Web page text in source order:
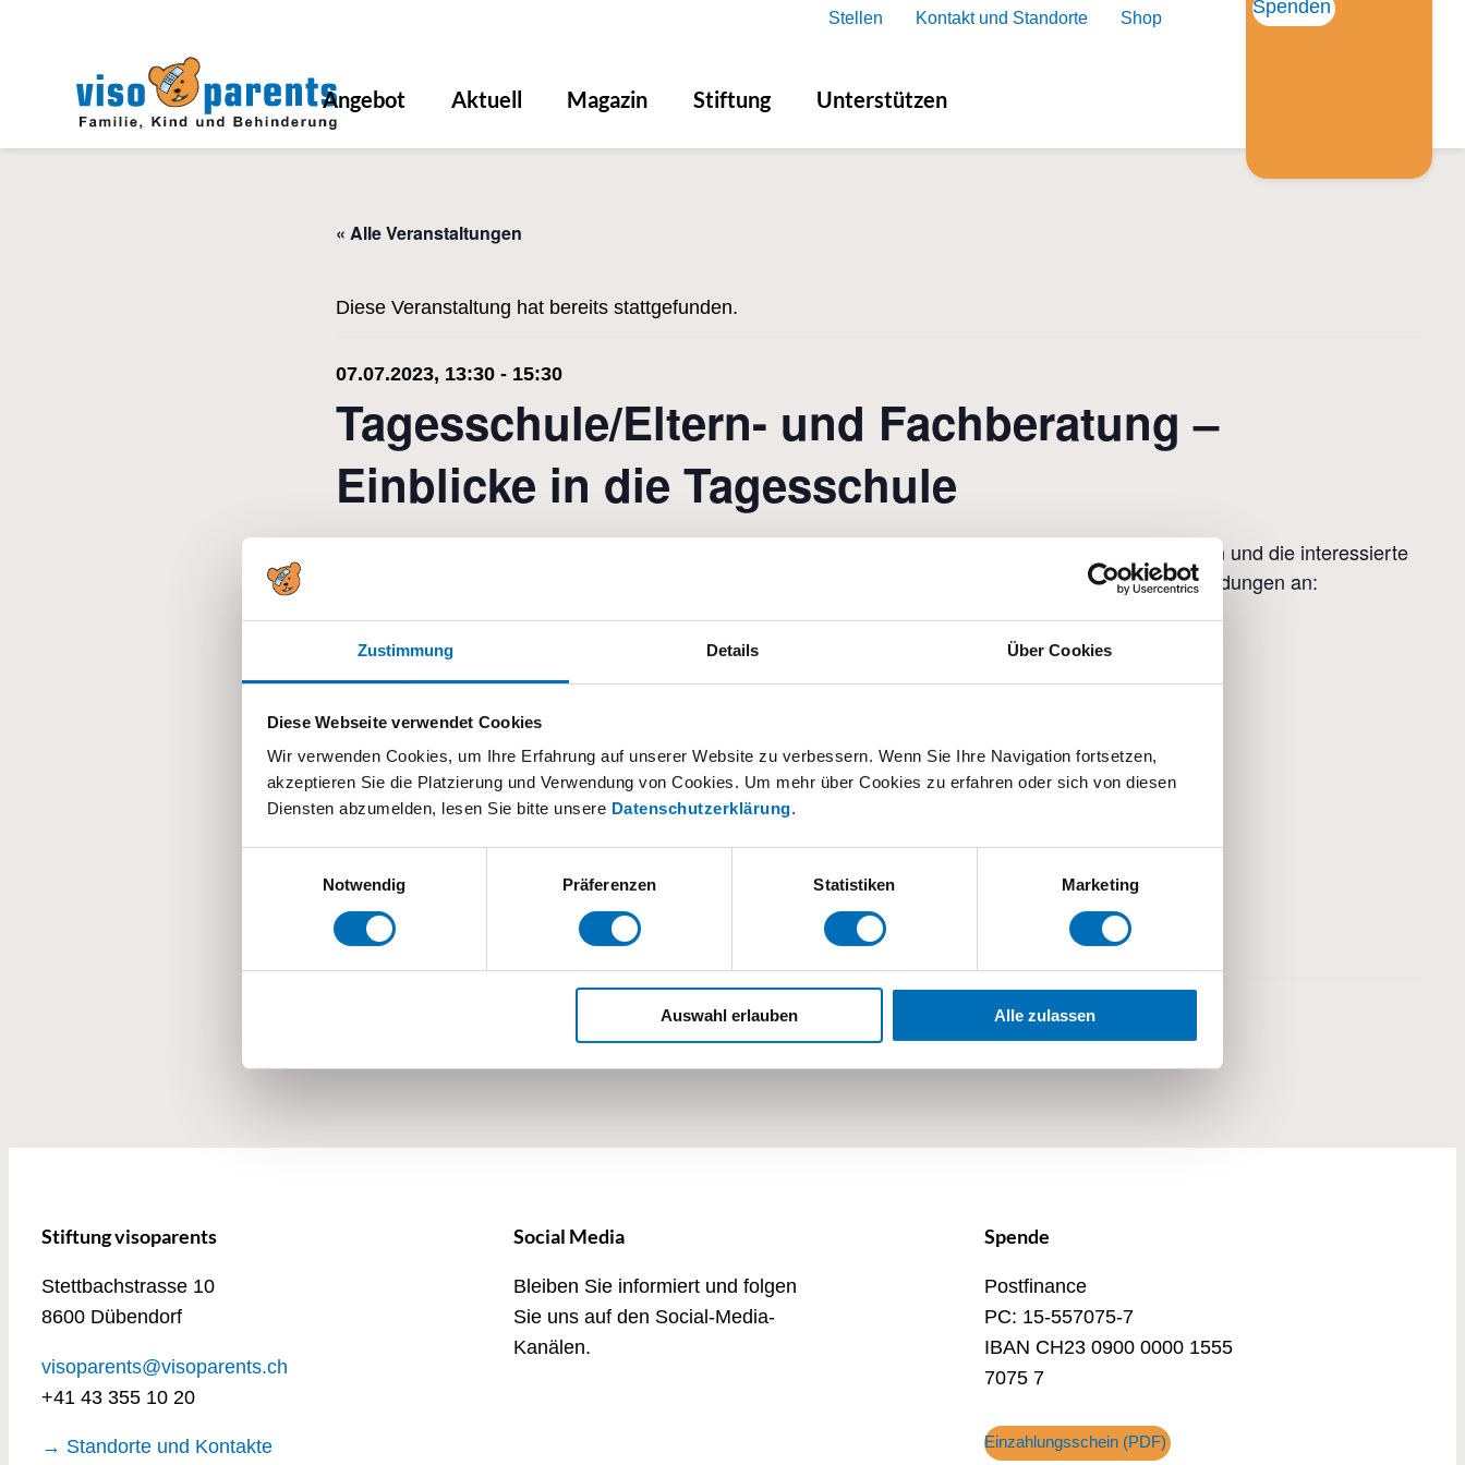
Zustimmung Details Über Cookies
Diese Webseite verwendet Cookies
Wir verwenden Cookies, um Ihre Erfahrung auf unserer Website zu verbessern. Wenn Sie Ihre Navigation fortsetzen,
akzeptieren Sie die Platzierung und Verwendung von Cookies. Um mehr über Cookies zu erfahren oder sich von diesen
Diensten abzumelden, lesen Sie bitte unsere Datenschutzerklärung.
Notwendig
Präferenzen Statistiken Marketing
Auswahl erlauben Alle zulassen
Stellen Kontakt und Standorte Shop
Angebot Aktuell Magazin Stiftung Unterstützen
Spenden
« Alle Veranstaltungen
Diese Veranstaltung hat bereits stattgefunden.
07.07.2023, 13:30 - 15:30
Tagesschule/Eltern- und Fachberatung –
Einblicke in die Tagesschule
Die Tagesschule und die Eltern- und Fachberatung stellen sich vor. Behördenmitglieder, Fachpersonen und die interessierte
Öffentlichkeit sind eingeladen, einen Einblick in den Alltag an unserer Tagesschule zu nehmen. Anmeldungen an:
Zum Kalender hinzufügen
DETAILS
Datum:
07.07.2023
Zeit:
13:30 - 15:30
Stiftung visoparents
Stettbachstrasse 10
8600 Dübendorf
visoparents@visoparents.ch
+41 43 355 10 20
→ Standorte und Kontakte
Social Media
Bleiben Sie informiert und folgen
Sie uns auf den Social-Media-
Kanälen.
Spende
Postfinance
PC: 15-557075-7
IBAN CH23 0900 0000 1555
7075 7
Einzahlungsschein (PDF)